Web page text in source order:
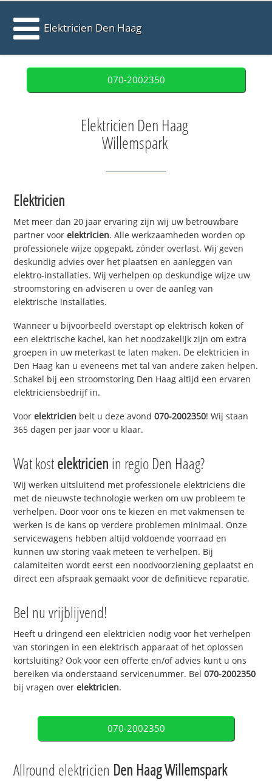
Elektricien Den Haag
070-2002350
Elektricien Den Haag
Willemspark
Elektricien
Met meer dan 20 jaar ervaring zijn wij uw betrouwbare
partner voorelektricien. Alle werkzaamheden worden op
professionele wijze opgepakt, zónder overlast. Wij geven
deskundig advies over het plaatsen en aanleggen van
elektro-installaties. Wij verhelpen op deskundige wijze uw
stroomstoring en adviseren u over de aanleg van
elektrische installaties.
Wanneer u bijvoorbeeld overstapt op elektrisch koken of
een elektrische kachel, kan het noodzakelijk zijn om extra
groepen in uw meterkast te laten maken. De elektricien in
Den Haag kan u eveneens met tal van andere zaken helpen.
Schakel bij een stroomstoring Den Haag altijd een ervaren
elektriciensbedrijf in.
Voorelektricien belt u deze avond070-2002350! Wij staan
365 dagen per jaar voor u klaar.
Wat kostelektricien in regio Den Haag?
Wij werken uitsluitend met professionele elektriciens die
met de nieuwste technologie werken om uw probleem te
verhelpen. Door voor ons te kiezen en met vakmensen te
werken is de kans op verdere problemen minimaal. Onze
servicewagens hebben altijd voldoende voorraad en
kunnen uw storing vaak meteen te verhelpen. Bij
calamiteiten wordt eerst een noodvoorziening geplaatst en
direct een afspraak gemaakt voor de definitieve reparatie.
Bel nu vrijblijvend!
Heeft u dringend een elektricien nodig voor het verhelpen
van storingen in een elektrisch apparaat of het oplossen
kortsluiting? Ook voor een offerte en/of advies kunt u ons
bereiken via onderstaand servicenummer. Bel070-2002350
bij vragen overelektricien.
070-2002350
Allround elektricien Den Haag Willemspark